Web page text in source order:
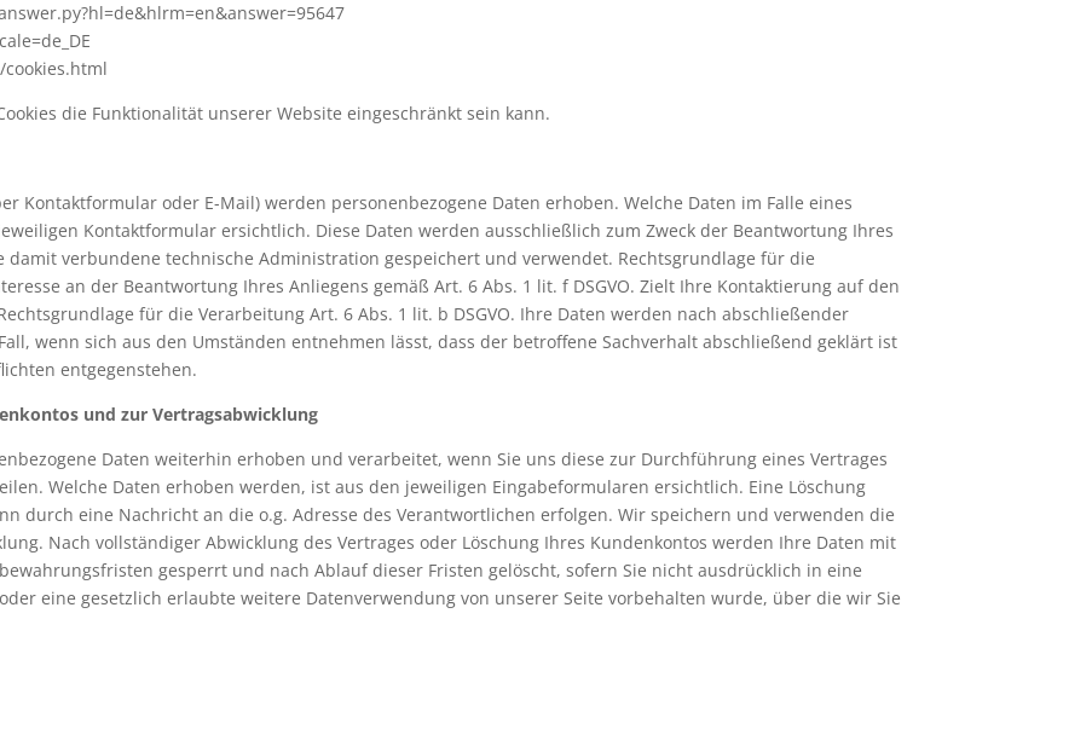
die Funktionalität unserer Website eingeschränkt sein kann.
Kontaktformular oder E-Mail) werden personenbezogene Daten erhoben. Welche Daten im Falle eines
Kontaktformular ersichtlich. Diese Daten werden ausschließlich zum Zweck der Beantwortung Ihres
verbundene technische Administration gespeichert und verwendet. Rechtsgrundlage für die
an der Beantwortung Ihres Anliegens gemäß Art. 6 Abs. 1 lit. f DSGVO. Zielt Ihre Kontaktierung auf den
für die Verarbeitung Art. 6 Abs. 1 lit. b DSGVO. Ihre Daten werden nach abschließender
wenn sich aus den Umständen entnehmen lässt, dass der betroffene Sachverhalt abschließend geklärt ist
entgegenstehen.
und zur Vertragsabwicklung
Daten weiterhin erhoben und verarbeitet, wenn Sie uns diese zur Durchführung eines Vertrages
Welche Daten erhoben werden, ist aus den jeweiligen Eingabeformularen ersichtlich. Eine Löschung
durch eine Nachricht an die o.g. Adresse des Verantwortlichen erfolgen. Wir speichern und verwenden die
Nach vollständiger Abwicklung des Vertrages oder Löschung Ihres Kundenkontos werden Ihre Daten mit
gesperrt und nach Ablauf dieser Fristen gelöscht, sofern Sie nicht ausdrücklich in eine
eine gesetzlich erlaubte weitere Datenverwendung von unserer Seite vorbehalten wurde, über die wir Sie